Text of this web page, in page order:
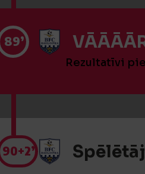
89’
Rezultatīvi
90+2’